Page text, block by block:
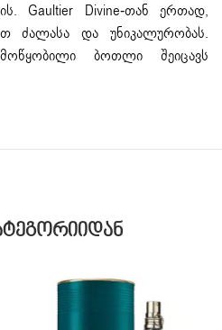
Gaultier Divine-თან ერთად,
ძალასა და უნიკალურობას.
ბოთლი შეიცავს